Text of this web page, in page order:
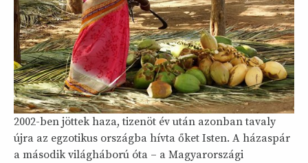
2002-ben jöttek haza, tizenöt év után azonban tavaly
újra az egzotikus országba hívta őket Isten. A házaspár
a második világháború óta – a Magyarországi